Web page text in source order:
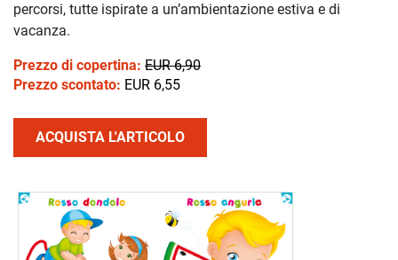
percorsi, tutte ispirate a un’ambientazione estiva e di
vacanza.
Prezzo di copertina: EUR 6,90
Prezzo scontato: EUR 6,55
ACQUISTA L'ARTICOLO